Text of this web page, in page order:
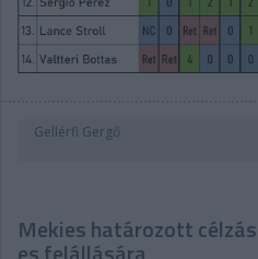
Gellérfi Gergő
Mekies határozott